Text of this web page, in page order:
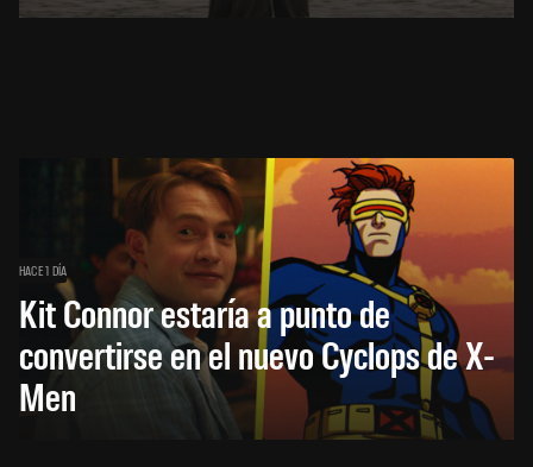
HACE 1 DÍA
Kit Connor estaría a punto de
convertirse en el nuevo Cyclops de X-
Men